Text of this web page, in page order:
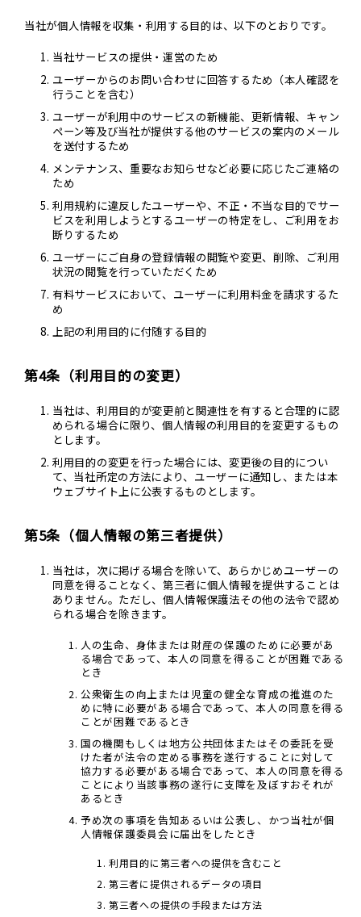
当社が個人情報を収集・利用する目的は、以下のとおりです。
当社サービスの提供・運営のため
ユーザーからのお問い合わせに回答するため（本人確認を
行うことを含む）
ユーザーが利用中のサービスの新機能、更新情報、キャン
ペーン等及び当社が提供する他のサービスの案内のメール
を送付するため
メンテナンス、重要なお知らせなど必要に応じたご連絡の
ため
利用規約に違反したユーザーや、不正・不当な目的でサー
ビスを利用しようとするユーザーの特定をし、ご利用をお
断りするため
ユーザーにご自身の登録情報の閲覧や変更、削除、ご利用
状況の閲覧を行っていただくため
有料サービスにおいて、ユーザーに利用料金を請求するた
め
上記の利用目的に付随する目的
第4条（利用目的の変更）
当社は、利用目的が変更前と関連性を有すると合理的に認
められる場合に限り、個人情報の利用目的を変更するもの
とします。
利用目的の変更を行った場合には、変更後の目的につい
て、当社所定の方法により、ユーザーに通知し、または本
ウェブサイト上に公表するものとします。
第5条（個人情報の第三者提供）
当社は，次に掲げる場合を除いて、あらかじめユーザーの
同意を得ることなく、第三者に個人情報を提供することは
ありません。ただし、個人情報保護法その他の法令で認め
られる場合を除きます。
人の生命、身体または財産の保護のために必要があ
る場合であって、本人の同意を得ることが困難である
とき
公衆衛生の向上または児童の健全な育成の推進のた
めに特に必要がある場合であって、本人の同意を得る
ことが困難であるとき
国の機関もしくは地方公共団体またはその委託を受
けた者が法令の定める事務を遂行することに対して
協力する必要がある場合であって、本人の同意を得る
ことにより当該事務の遂行に支障を及ぼすおそれが
あるとき
予め次の事項を告知あるいは公表し、かつ当社が個
人情報保護委員会に届出をしたとき
利用目的に第三者への提供を含むこと
第三者に提供されるデータの項目
第三者への提供の手段または方法